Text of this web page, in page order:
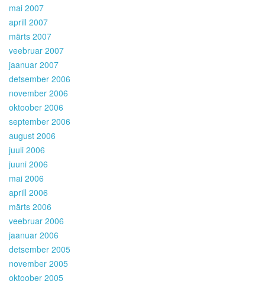
mai 2007
aprill 2007
märts 2007
veebruar 2007
jaanuar 2007
detsember 2006
november 2006
oktoober 2006
september 2006
august 2006
juuli 2006
juuni 2006
mai 2006
aprill 2006
märts 2006
veebruar 2006
jaanuar 2006
detsember 2005
november 2005
oktoober 2005